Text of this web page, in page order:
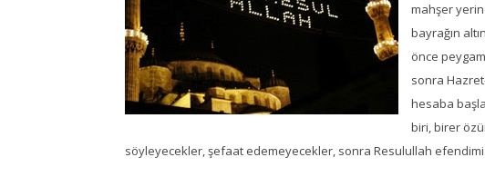
mahşer
bayrağın
önce
sonra
hesaba
biri, birer
söyleyecekler, şefaat edemeyecekler, sonra Resulullah